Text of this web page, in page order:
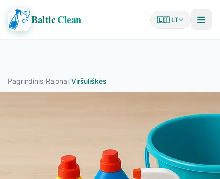
Baltic Clean 🇱🇹 LT
Pagrindinis/Rajonai/Viršuliškės